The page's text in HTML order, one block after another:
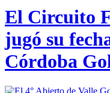
El Circuito
jugó su
Córdoba